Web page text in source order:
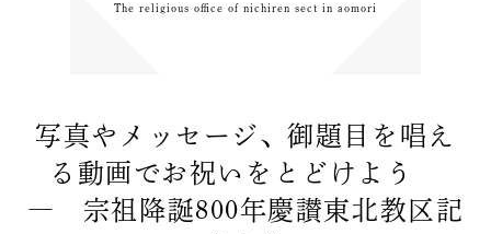
The religious office of nichiren sect in aomori
写真やメッセージ、御題目を唱え
る動画でお祝いをとどけよう
― 宗祖降誕800年慶讃東北教区記